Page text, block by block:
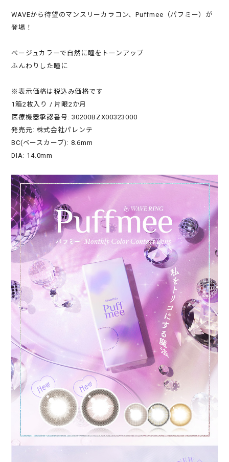
WAVEから待望のマンスリーカラコン、Puffmee（パフミー）が
登場！
ベージュカラーで自然に瞳をトーンアップ
ふんわりした瞳に
※表示価格は税込み価格です
1箱2枚入り / 片眼2か月
医療機器承認番号: 30200BZX00323000
発売元: 株式会社パレンテ
BC(ベースカーブ): 8.6mm
DIA: 14.0mm